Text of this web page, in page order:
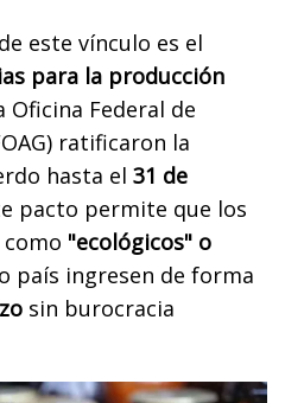
este vínculo es el
para la producción
Oficina Federal de
ratificaron la
hasta el 31 de
pacto permite que los
como "ecológicos" o
país ingresen de forma
sin burocracia